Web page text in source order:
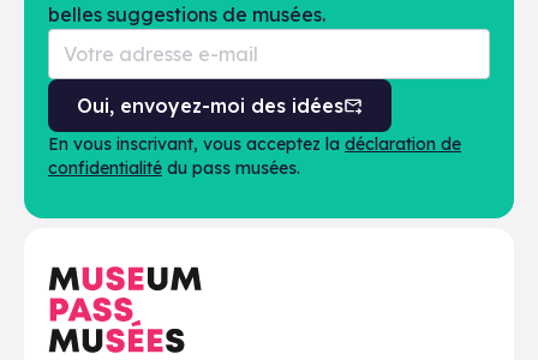
belles suggestions de musées.
Oui, envoyez-moi des idées
En vous inscrivant, vous acceptez la déclaration de
confidentialité du pass musées.